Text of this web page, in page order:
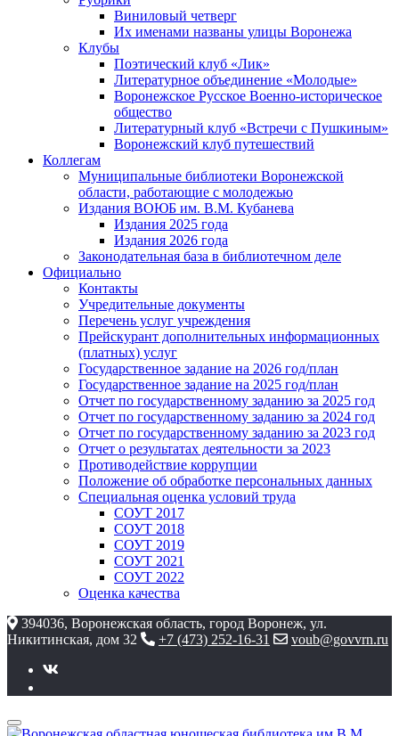
Виниловый четверг
Их именами названы улицы Воронежа
Клубы
Поэтический клуб «Лик»
Литературное объединение «Молодые»
Воронежское Русское Военно-историческое
общество
Литературный клуб «Встречи с Пушкиным»
Воронежский клуб путешествий
Коллегам
Муниципальные библиотеки Воронежской
области, работающие с молодежью
Издания ВОЮБ им. В.М. Кубанева
Издания 2025 года
Издания 2026 года
Законодательная база в библиотечном деле
Официально
Контакты
Учредительные документы
Перечень услуг учреждения
Прейскурант дополнительных информационных
(платных) услуг
Государственное задание на 2026 год/план
Государственное задание на 2025 год/план
Отчет по государственному заданию за 2025 год
Отчет по государственному заданию за 2024 год
Отчет по государственному заданию за 2023 год
Отчет о результатах деятельности за 2023
Противодействие коррупции
Положение об обработке персональных данных
Специальная оценка условий труда
СОУТ 2017
СОУТ 2018
СОУТ 2019
СОУТ 2021
СОУТ 2022
Оценка качества
394036, Воронежская область, город Воронеж, ул.
Никитинская, дом 32
+7 (473) 252-16-31 voub@govvrn.ru